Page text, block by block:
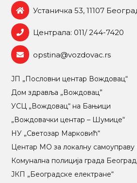
Устаничка 53, 11107
Централа: 011/ 244-7420
opstina@vozdovac.rs
ЈП „Пословни центар Вождовац“
Дом здравља „Вождовац”
УСЦ „Вождовац“ на Бањици
„Вождовачки центар – Шумице“
НУ „Светозар Марковић“
Центар МO за локалну
Комунална полиција града
ЈКП „Београдске електране“